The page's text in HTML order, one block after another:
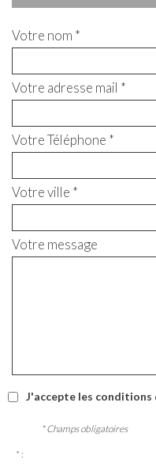
Votre nom *
Votre adresse mail *
Votre Téléphone *
Votre ville *
Votre message
J'accepte les
* Champs obligatoires
* :